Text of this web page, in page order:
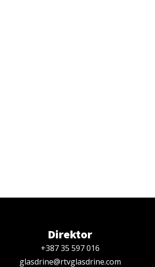
Direktor
+387 35 597 016
glasdrine@rtvglasdrine.com